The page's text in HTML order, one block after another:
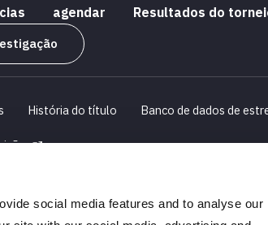
social media features and to analyse our
agendar Resultados do
História do título Banco de dados de
de Transações Comerciais Especificadas